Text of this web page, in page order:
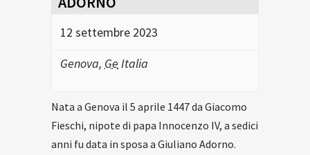
12 settembre 2023
Genova, Ge Italia
Nata a Genova il 5 aprile 1447 da Giacomo
Fieschi, nipote di papa Innocenzo IV, a sedici
anni fu data in sposa a Giuliano Adorno.